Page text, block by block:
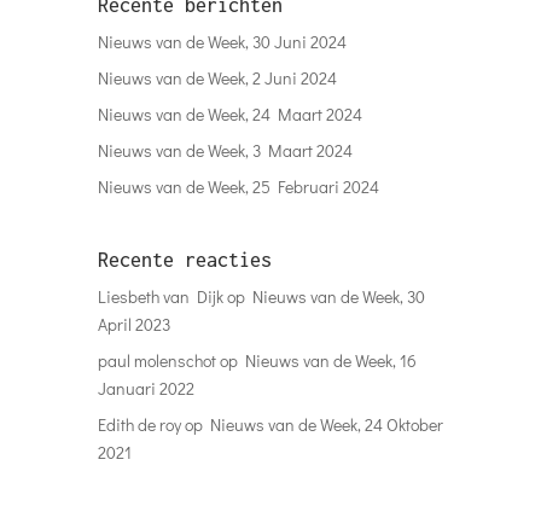
Recente berichten
Nieuws van de Week, 30 Juni 2024
Nieuws van de Week, 2 Juni 2024
Nieuws van de Week, 24 Maart 2024
Nieuws van de Week, 3 Maart 2024
Nieuws van de Week, 25 Februari 2024
Recente reacties
Liesbeth van Dijkop Nieuws van de Week, 30
April 2023
paul molenschotop Nieuws van de Week, 16
Januari 2022
Edith de royop Nieuws van de Week, 24 Oktober
2021